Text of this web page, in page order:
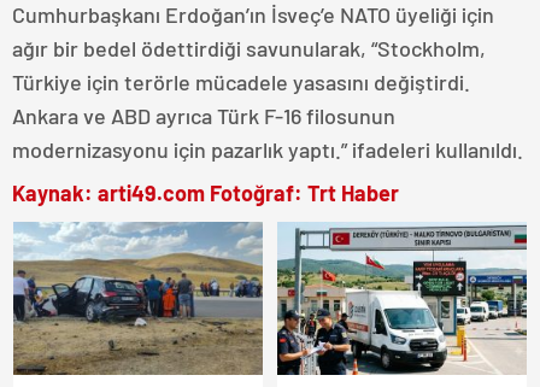
Cumhurbaşkanı Erdoğan’ın İsveç’e NATO üyeliği için
ağır bir bedel ödettirdiği savunularak, “Stockholm,
Türkiye için terörle mücadele yasasını değiştirdi.
Ankara ve ABD ayrıca Türk F-16 filosunun
modernizasyonu için pazarlık yaptı.” ifadeleri kullanıldı.
Kaynak: arti49.com Fotoğraf: Trt Haber